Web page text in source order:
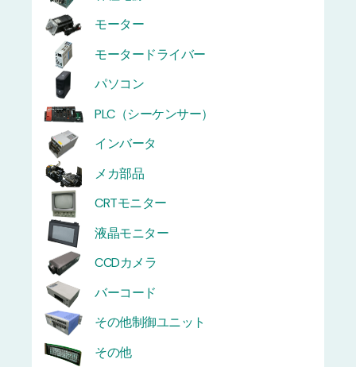
モーター
モータードライバー
パソコン
PLC（シーケンサー）
インバータ
メカ部品
CRTモニター
液晶モニター
CCDカメラ
バーコード
その他制御ユニット
その他